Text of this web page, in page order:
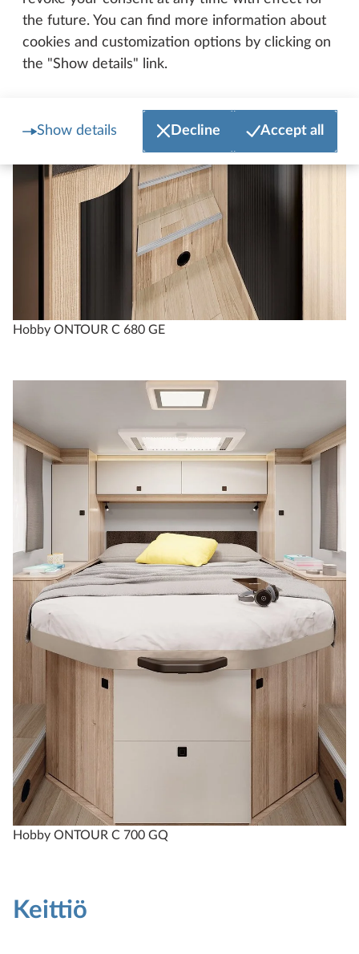
the future. You can find more information about
cookies and customization options by clicking on
the "Show details" link.
Show details Decline Accept all
Hobby ONTOUR C 680 GE
Hobby ONTOUR C 700 GQ
Keittiö